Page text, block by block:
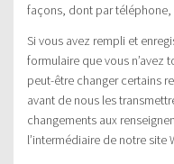
façons, dont par
Si vous avez rempli et
formulaire que vous n’avez
peut-être changer certains
avant de nous les
changements aux
l’intermédiaire de notre